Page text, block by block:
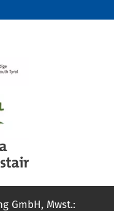
GmbH, Mwst.: